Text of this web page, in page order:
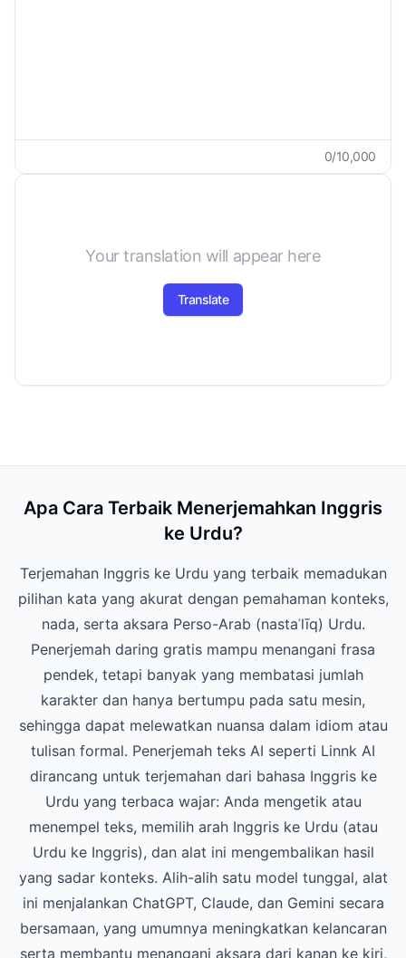
0/10,000
Your translation will appear here
Translate
Apa Cara Terbaik Menerjemahkan Inggris
ke Urdu?
Terjemahan Inggris ke Urdu yang terbaik memadukan
pilihan kata yang akurat dengan pemahaman konteks,
nada, serta aksara Perso-Arab (nastaʿlīq) Urdu.
Penerjemah daring gratis mampu menangani frasa
pendek, tetapi banyak yang membatasi jumlah
karakter dan hanya bertumpu pada satu mesin,
sehingga dapat melewatkan nuansa dalam idiom atau
tulisan formal. Penerjemah teks AI seperti Linnk AI
dirancang untuk terjemahan dari bahasa Inggris ke
Urdu yang terbaca wajar: Anda mengetik atau
menempel teks, memilih arah Inggris ke Urdu (atau
Urdu ke Inggris), dan alat ini mengembalikan hasil
yang sadar konteks. Alih-alih satu model tunggal, alat
ini menjalankan ChatGPT, Claude, dan Gemini secara
bersamaan, yang umumnya meningkatkan kelancaran
serta membantu menangani aksara dari kanan ke kiri,